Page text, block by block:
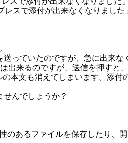
レスで添付が出来なくなりました
っていたのですが、急に出来な
出来るのですが、送信を押すと
本文も消えてしまいます。添付
んでしょうか？
のあるファイルを保存したり、